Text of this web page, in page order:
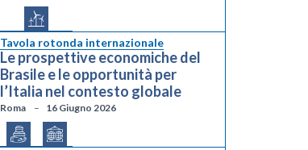
Tavola rotonda internazionale
Le prospettive economiche del
Brasile e le opportunità per
l’Italia nel contesto globale
Roma 16 Giugno 2026